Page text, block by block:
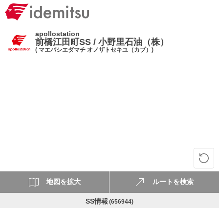
apollostation
前橋江田町SS / 小野里石油（株）
( マエバシエダマチ オノザトセキユ（カブ）)
SS情報 (656944)
地図を拡大 ルートを検索